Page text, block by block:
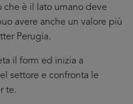
è il lato umano deve
avere anche un valore più
Perugia.
il form ed inizia a
settore e confronta le
te.